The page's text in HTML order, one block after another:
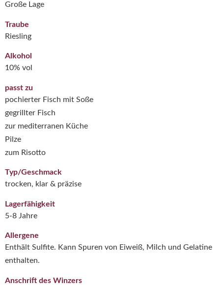
Große Lage
Traube
Riesling
Alkohol
10% vol
passt zu
pochierter Fisch mit Soße
gegrillter Fisch
zur mediterranen Küche
Pilze
zum Risotto
Typ/Geschmack
trocken, klar & präzise
Lagerfähigkeit
5-8 Jahre
Allergene
Enthält Sulfite. Kann Spuren von Eiweiß, Milch und Gelatine
enthalten.
Anschrift des Winzers